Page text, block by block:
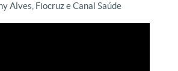
Alves, Fiocruz e Canal Saúde